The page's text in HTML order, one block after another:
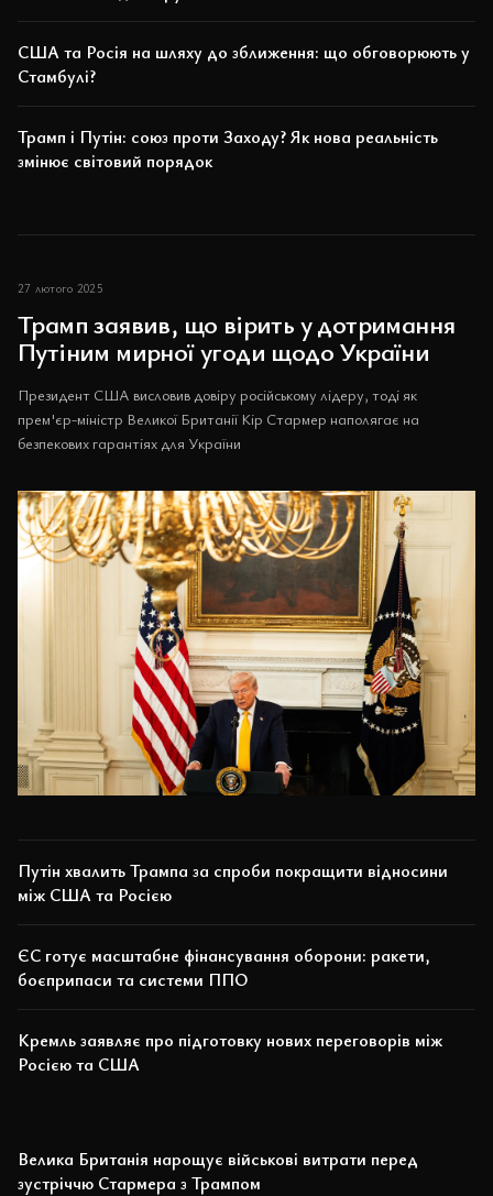
США та Росія на шляху до зближення: що обговорюють у
Стамбулі?
Трамп і Путін: союз проти Заходу? Як нова реальність
змінює світовий порядок
27 лютого 2025
Трамп заявив, що вірить у дотримання
Путіним мирної угоди щодо України
Президент США висловив довіру російському лідеру, тоді як
прем'єр-міністр Великої Британії Кір Стармер наполягає на
безпекових гарантіях для України
Путін хвалить Трампа за спроби покращити відносини
між США та Росією
ЄС готує масштабне фінансування оборони: ракети,
боєприпаси та системи ППО
Кремль заявляє про підготовку нових переговорів між
Росією та США
Велика Британія нарощує військові витрати перед
зустріччю Стармера з Трампом